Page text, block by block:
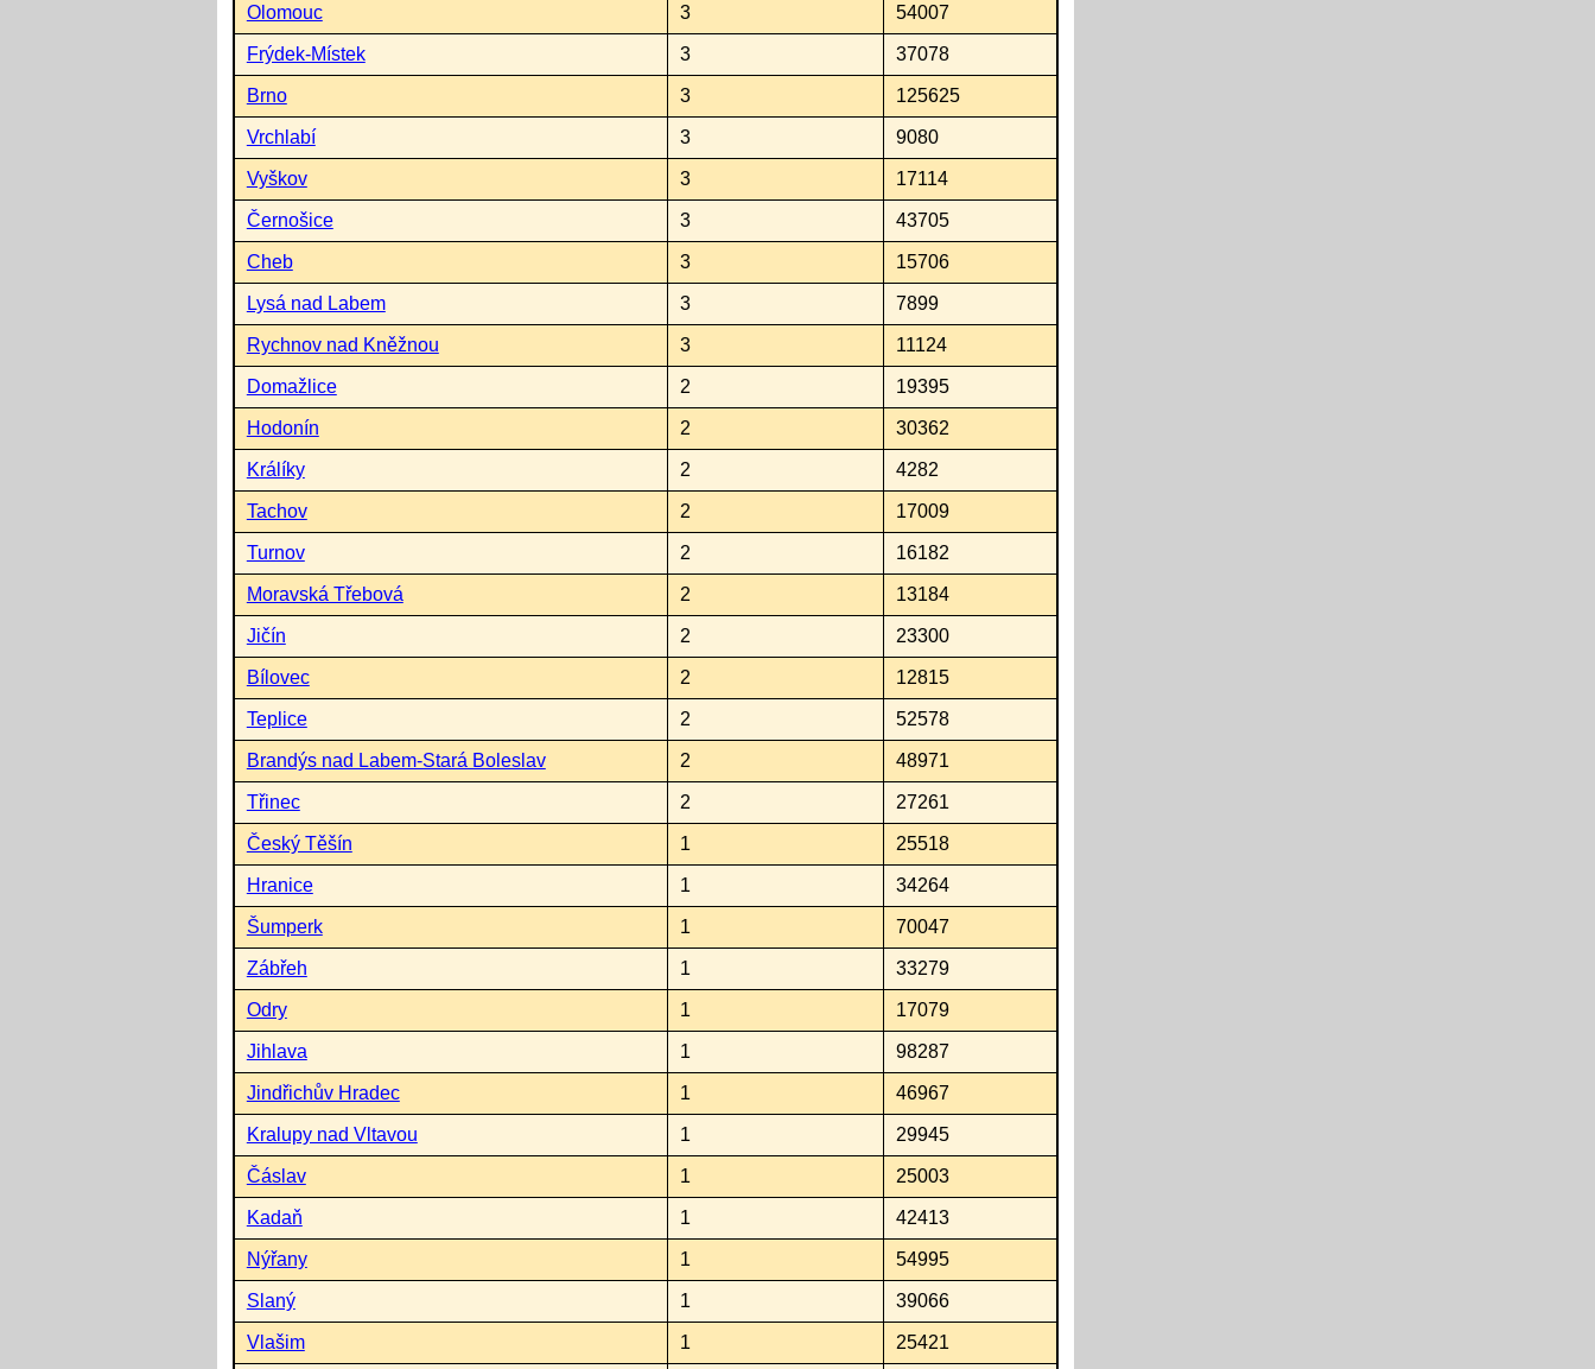
Olomouc 3 54007
Frýdek-Místek 3 37078
Brno 3 125625
Vrchlabí 3 9080
Vyškov 3 17114
Černošice 3 43705
Cheb 3 15706
Lysá nad Labem 3 7899
Rychnov nad Kněžnou 3 11124
Domažlice 2 19395
Hodonín 2 30362
Králíky 2 4282
Tachov 2 17009
Turnov 2 16182
Moravská Třebová 2 13184
Jičín 2 23300
Bílovec 2 12815
Teplice 2 52578
Brandýs nad Labem-Stará Boleslav 2 48971
Třinec 2 27261
Český Těšín 1 25518
Hranice 1 34264
Šumperk 1 70047
Zábřeh 1 33279
Odry 1 17079
Jihlava 1 98287
Jindřichův Hradec 1 46967
Kralupy nad Vltavou 1 29945
Čáslav 1 25003
Kadaň 1 42413
Nýřany 1 54995
Slaný 1 39066
Vlašim 1 25421